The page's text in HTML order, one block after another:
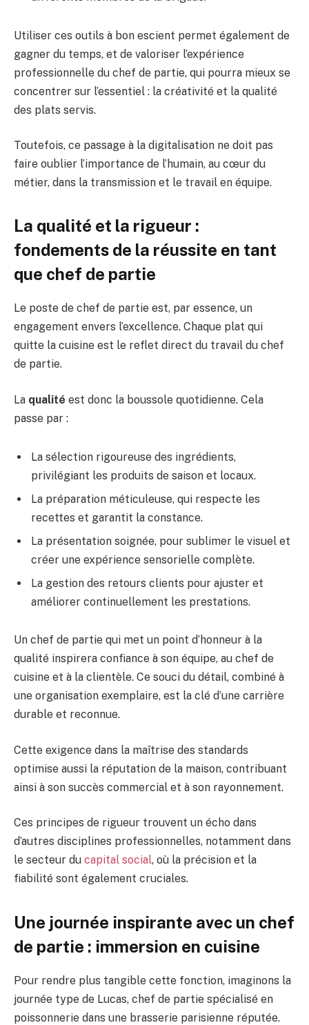
Utiliser ces outils à bon escient permet également de
gagner du temps, et de valoriser l’expérience
professionnelle du chef de partie, qui pourra mieux se
concentrer sur l’essentiel : la créativité et la qualité
des plats servis.
Toutefois, ce passage à la digitalisation ne doit pas
faire oublier l’importance de l’humain, au cœur du
métier, dans la transmission et le travail en équipe.
La qualité et la rigueur :
fondements de la réussite en tant
que chef de partie
Le poste de chef de partie est, par essence, un
engagement envers l’excellence. Chaque plat qui
quitte la cuisine est le reflet direct du travail du chef
de partie.
La qualité est donc la boussole quotidienne. Cela
passe par :
La sélection rigoureuse des ingrédients,
privilégiant les produits de saison et locaux.
La préparation méticuleuse, qui respecte les
recettes et garantit la constance.
La présentation soignée, pour sublimer le visuel et
créer une expérience sensorielle complète.
La gestion des retours clients pour ajuster et
améliorer continuellement les prestations.
Un chef de partie qui met un point d’honneur à la
qualité inspirera confiance à son équipe, au chef de
cuisine et à la clientèle. Ce souci du détail, combiné à
une organisation exemplaire, est la clé d’une carrière
durable et reconnue.
Cette exigence dans la maîtrise des standards
optimise aussi la réputation de la maison, contribuant
ainsi à son succès commercial et à son rayonnement.
Ces principes de rigueur trouvent un écho dans
d’autres disciplines professionnelles, notamment dans
le secteur du capital social, où la précision et la
fiabilité sont également cruciales.
Une journée inspirante avec un chef
de partie : immersion en cuisine
Pour rendre plus tangible cette fonction, imaginons la
journée type de Lucas, chef de partie spécialisé en
poissonnerie dans une brasserie parisienne réputée.